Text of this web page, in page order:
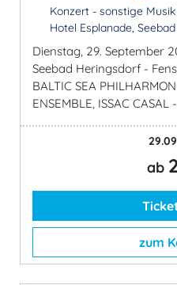
Konzert - sonstige Musik
Hotel Esplanade,
Dienstag, 29. September
Seebad Heringsdorf -
BALTIC SEA
ENSEMBLE, ISSAC CASAL
ab
zum